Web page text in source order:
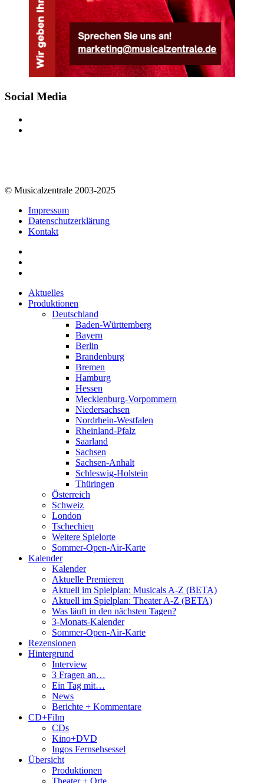
Social Media
© Musicalzentrale 2003-2025
Impressum
Datenschutzerklärung
Kontakt
Aktuelles
Produktionen
Deutschland
Baden-Württemberg
Bayern
Berlin
Brandenburg
Bremen
Hamburg
Hessen
Mecklenburg-Vorpommern
Niedersachsen
Nordrhein-Westfalen
Rheinland-Pfalz
Saarland
Sachsen
Sachsen-Anhalt
Schleswig-Holstein
Thüringen
Österreich
Schweiz
London
Tschechien
Weitere Spielorte
Sommer-Open-Air-Karte
Kalender
Kalender
Aktuelle Premieren
Aktuell im Spielplan: Musicals A-Z (BETA)
Aktuell im Spielplan: Theater A-Z (BETA)
Was läuft in den nächsten Tagen?
3-Monats-Kalender
Sommer-Open-Air-Karte
Rezensionen
Hintergrund
Interview
3 Fragen an…
Ein Tag mit…
News
Berichte + Kommentare
CD+Film
CDs
Kino+DVD
Ingos Fernsehsessel
Übersicht
Produktionen
Theater + Orte